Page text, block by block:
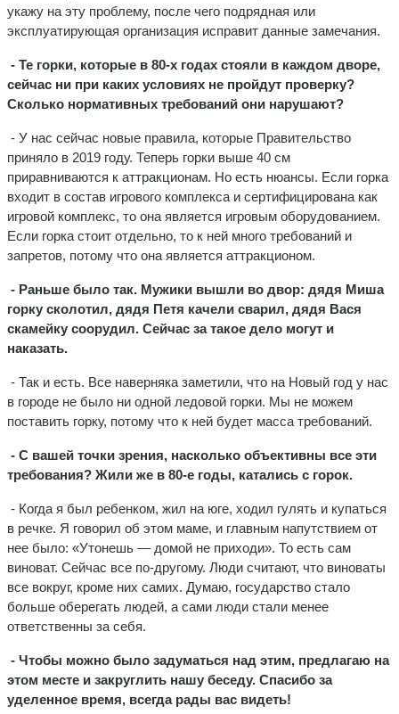
укажу на эту проблему, после чего подрядная или
эксплуатирующая организация исправит данные замечания.
- Те горки, которые в 80-х годах стояли в каждом дворе,
сейчас ни при каких условиях не пройдут проверку?
Сколько нормативных требований они нарушают?
- У нас сейчас новые правила, которые Правительство
приняло в 2019 году. Теперь горки выше 40 см
приравниваются к аттракционам. Но есть нюансы. Если горка
входит в состав игрового комплекса и сертифицирована как
игровой комплекс, то она является игровым оборудованием.
Если горка стоит отдельно, то к ней много требований и
запретов, потому что она является аттракционом.
- Раньше было так. Мужики вышли во двор: дядя Миша
горку сколотил, дядя Петя качели сварил, дядя Вася
скамейку соорудил. Сейчас за такое дело могут и
наказать.
- Так и есть. Все наверняка заметили, что на Новый год у нас
в городе не было ни одной ледовой горки. Мы не можем
поставить горку, потому что к ней будет масса требований.
- С вашей точки зрения, насколько объективны все эти
требования? Жили же в 80-е годы, катались с горок.
- Когда я был ребенком, жил на юге, ходил гулять и купаться
в речке. Я говорил об этом маме, и главным напутствием от
нее было: «Утонешь — домой не приходи». То есть сам
виноват. Сейчас все по-другому. Люди считают, что виноваты
все вокруг, кроме них самих. Думаю, государство стало
больше оберегать людей, а сами люди стали менее
ответственны за себя.
- Чтобы можно было задуматься над этим, предлагаю на
этом месте и закруглить нашу беседу. Спасибо за
уделенное время, всегда рады вас видеть!